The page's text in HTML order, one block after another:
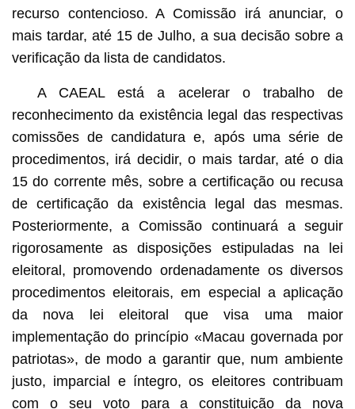
recurso contencioso. A Comissão irá anunciar, o
mais tardar, até 15 de Julho, a sua decisão sobre a
verificação da lista de candidatos.
A CAEAL está a acelerar o trabalho de
reconhecimento da existência legal das respectivas
comissões de candidatura e, após uma série de
procedimentos, irá decidir, o mais tardar, até o dia
15 do corrente mês, sobre a certificação ou recusa
de certificação da existência legal das mesmas.
Posteriormente, a Comissão continuará a seguir
rigorosamente as disposições estipuladas na lei
eleitoral, promovendo ordenadamente os diversos
procedimentos eleitorais, em especial a aplicação
da nova lei eleitoral que visa uma maior
implementação do princípio «Macau governada por
patriotas», de modo a garantir que, num ambiente
justo, imparcial e íntegro, os eleitores contribuam
com o seu voto para a constituição da nova